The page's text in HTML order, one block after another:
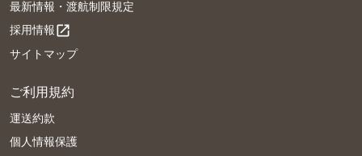
最新情報・渡航制限規定
採用情報open_in_new
サイトマップ
ご利用規約
運送約款
個人情報保護